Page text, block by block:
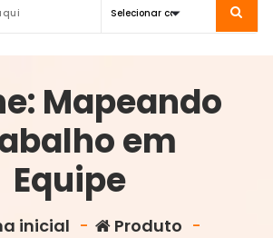
Mapeando
em
Equipe
inicial - Produto -